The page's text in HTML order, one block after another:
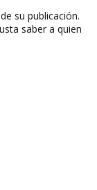
su publicación.
saber a quien